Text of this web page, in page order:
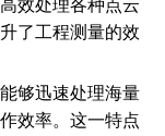
效处理各种点云
了工程测量的效
够迅速处理海量
效率。这一特点